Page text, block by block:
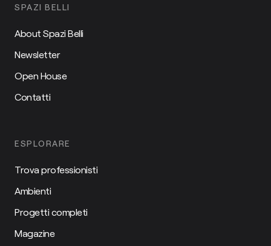
SPAZI BELLI
About Spazi Belli
Newsletter
Open House
Contatti
ESPLORARE
Trova professionisti
Ambienti
Progetti completi
Magazine